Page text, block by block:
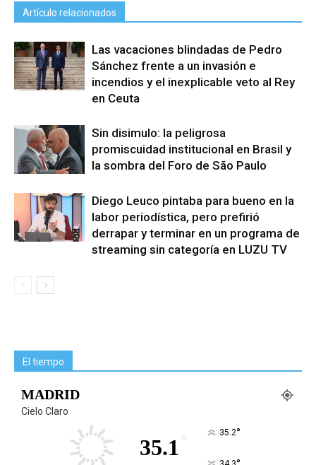
Artículo relacionados
Las vacaciones blindadas de Pedro
Sánchez frente a un invasión e
incendios y el inexplicable veto al Rey
en Ceuta
Sin disimulo: la peligrosa
promiscuidad institucional en Brasil y
la sombra del Foro de São Paulo
Diego Leuco pintaba para bueno en la
labor periodística, pero prefirió
derrapar y terminar en un programa de
streaming sin categoría en LUZU TV
El tiempo
MADRID
Cielo Claro
35.1 ° 35.2°